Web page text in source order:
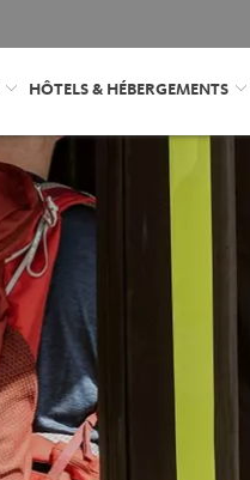
HÔTELS & HÉBERGEMENTS